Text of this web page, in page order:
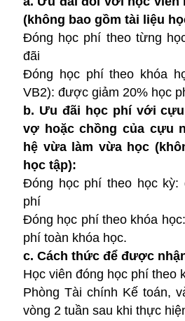
(không bao gồm tài liệu
Đóng học phí theo từng
đãi
Đóng học phí theo khóa
VB2): được giảm 20% học
b. Ưu đãi học phí với
vợ hoặc chồng của cựu
hệ vừa làm vừa học
học tập):
Đóng học phí theo học kỳ:
phí
Đóng học phí theo khóa
phí toàn khóa học.
c. Cách thức để được
Học viên đóng học phí theo
Phòng Tài chính Kế toán,
vòng 2 tuần sau khi thực